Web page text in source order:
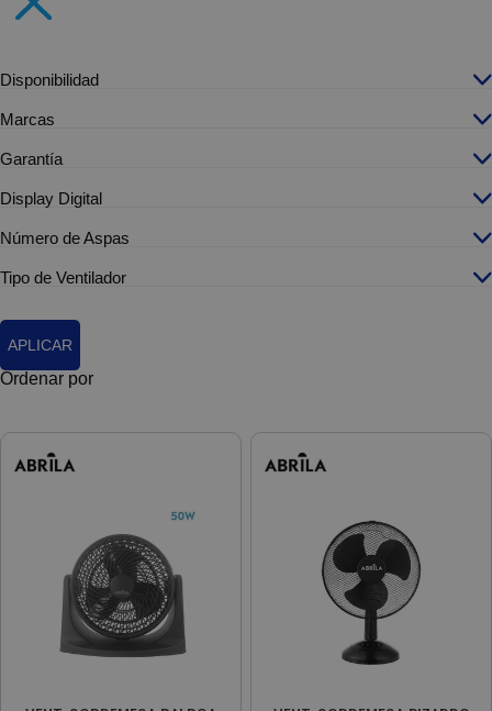
Disponibilidad
Marcas
Garantía
Display Digital
Número de Aspas
Tipo de Ventilador
APLICAR
Ordenar por